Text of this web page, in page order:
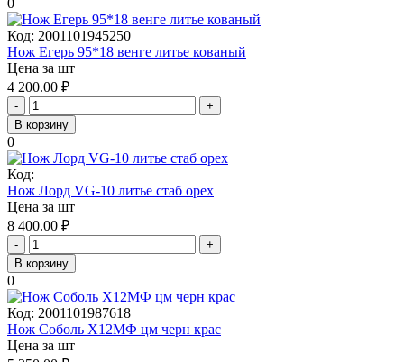
Код: 2001101945250
Нож Егерь 95*18 венге литье кованый
Цена за шт
4 200.00 ₽
-
+
В корзину
0
Код:
Нож Лорд VG-10 литье стаб орех
Цена за шт
8 400.00 ₽
-
+
В корзину
0
Код: 2001101987618
Нож Соболь Х12МФ цм черн крас
Цена за шт